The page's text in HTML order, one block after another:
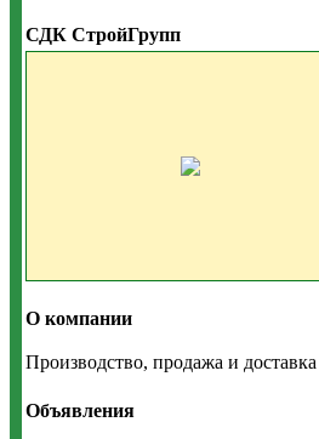
СДК СтройГрупп
О компании
Производство, продажа и
Объявления